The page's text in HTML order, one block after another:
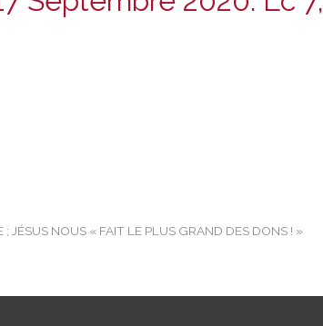
; JÉSUS NOUS « FAIT LE PLUS GRAND DES DONS ! »